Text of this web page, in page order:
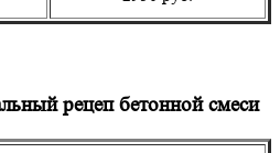
рецеп бетонной смеси